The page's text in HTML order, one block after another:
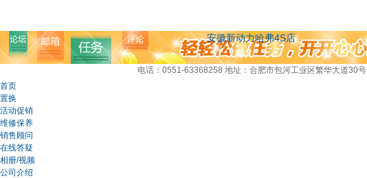
安徽新动力哈弗4S店
电话：0551-63368258 地址：合肥市包河工业区繁华大道30号
首页
置换
活动促销
维修保养
销售顾问
在线答疑
相册/视频
公司介绍